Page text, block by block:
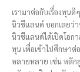
เรามาต่อกับเรื่องทุน
นิวซีแลนด์ บอกเลยว่
นิวซีแลนด์ได้เปิดโอก
ทุน เพื่อเข้าไปศึกษาต่
หลายหลาย เช่น หลัก